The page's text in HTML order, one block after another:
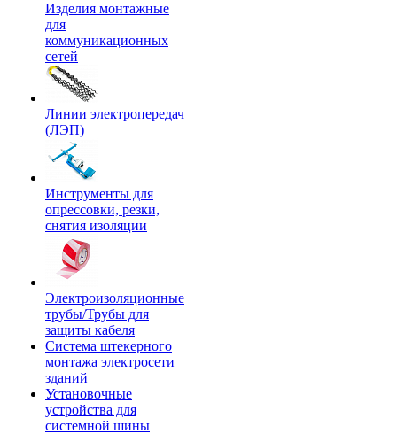
Изделия монтажные
для
коммуникационных
сетей
Линии электропередач
(ЛЭП)
Инструменты для
опрессовки, резки,
снятия изоляции
Электроизоляционные
трубы/Трубы для
защиты кабеля
Система штекерного
монтажа электросети
зданий
Установочные
устройства для
системной шины